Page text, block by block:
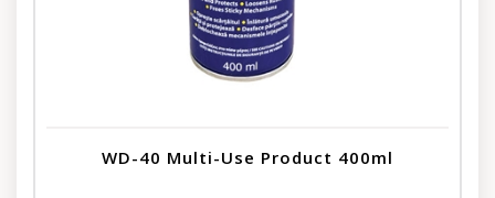
WD-40 Multi-Use Product 400ml